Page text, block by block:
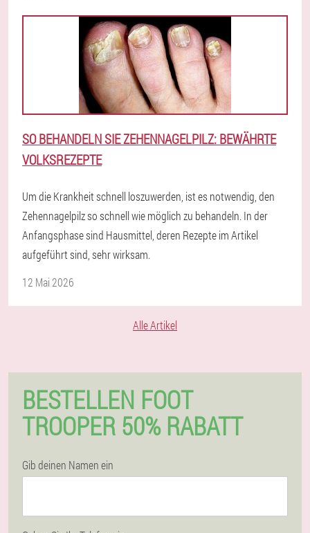
SO BEHANDELN SIE ZEHENNAGELPILZ: BEWÄHRTE
VOLKSREZEPTE
Um die Krankheit schnell loszuwerden, ist es notwendig, den
Zehennagelpilz so schnell wie möglich zu behandeln. In der
Anfangsphase sind Hausmittel, deren Rezepte im Artikel
aufgeführt sind, sehr wirksam.
12 Mai 2026
Alle Artikel
BESTELLEN FOOT
TROOPER 50% RABATT
Gib deinen Namen ein